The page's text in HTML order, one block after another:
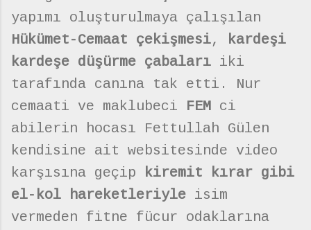
yapımı oluşturulmaya çalışılan
Hükümet-Cemaat çekişmesi, kardeşi
kardeşe düşürme çabaları iki
tarafında canına tak etti. Nur
cemaati ve maklubeci FEM ci
abilerin hocası Fettullah Gülen
kendisine ait websitesinde video
karşısına geçip kiremit kırar gibi
el-kol hareketleriyle isim
vermeden fitne fücur odaklarına